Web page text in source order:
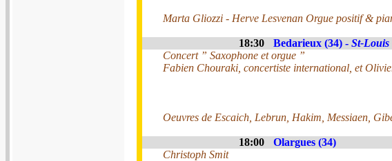
Marta Gliozzi - Herve Lesvenan Orgue positif &
18:30 Bedarieux (34) - St-Louis
Concert ” Saxophone et orgue ”
Fabien Chouraki, concertiste international, et
Oeuvres de Escaich, Lebrun, Hakim, Messiaen,
18:00
Olargues (34)
Christoph Smit